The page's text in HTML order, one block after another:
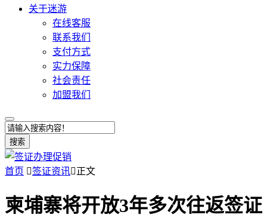
关于迷游
在线客服
联系我们
支付方式
实力保障
社会责任
加盟我们
搜索
首页 签证资讯正文
柬埔寨将开放3年多次往返签证